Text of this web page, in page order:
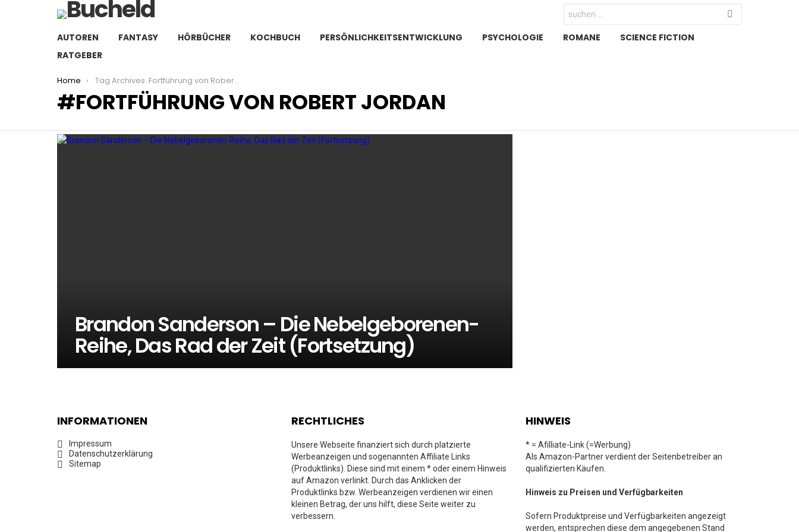
Search
for:
AUTOREN FANTASY HÖRBÜCHER KOCHBUCH PERSÖNLICHKEITSENTWICKLUNG PSYCHOLOGIE ROMANE
SCIENCE FICTION
RATGEBER
You are here:
Home Tag Archives: Fortführung von Robert Jordan
FORTFÜHRUNG VON ROBERT JORDAN
LATEST
Brandon Sanderson – Die Nebelgeborenen-
Reihe, Das Rad der Zeit (Fortsetzung)
INFORMATIONEN
Impressum
Datenschutzerklärung
Sitemap
RECHTLICHES
Unsere Webseite finanziert sich durch platzierte
Werbeanzeigen und sogenannten Affiliate Links
(Produktlinks). Diese sind mit einem * oder einem Hinweis
auf Amazon verlinkt. Durch das Anklicken der
Produktlinks bzw. Werbeanzeigen verdienen wir einen
kleinen Betrag, der uns hilft, diese Seite weiter zu
verbessern.
HINWEIS
* = Afilliate-Link (=Werbung)
Als Amazon-Partner verdient der Seitenbetreiber an
qualifizierten Käufen.
Hinweis zu Preisen und Verfügbarkeiten
Sofern Produktpreise und Verfügbarkeiten angezeigt
werden, entsprechen diese dem angegebenen Stand